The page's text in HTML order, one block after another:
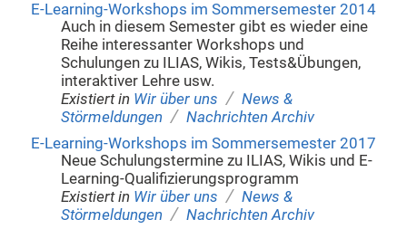
E-Learning-Workshops im Sommersemester 2014
Auch in diesem Semester gibt es wieder eine
Reihe interessanter Workshops und
Schulungen zu ILIAS, Wikis, Tests&Übungen,
interaktiver Lehre usw.
Existiert in Wir über uns / News &
Störmeldungen / Nachrichten Archiv
E-Learning-Workshops im Sommersemester 2017
Neue Schulungstermine zu ILIAS, Wikis und E-
Learning-Qualifizierungsprogramm
Existiert in Wir über uns / News &
Störmeldungen / Nachrichten Archiv